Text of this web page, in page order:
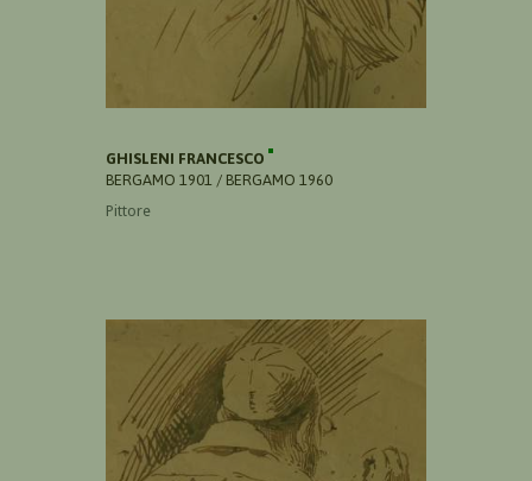
GHISLENI FRANCESCO
BERGAMO 1901 / BERGAMO 1960
Pittore